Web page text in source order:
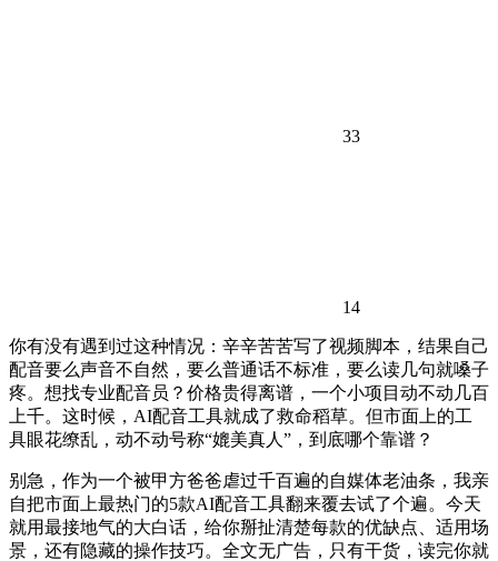
33
14
你有没有遇到过这种情况：辛辛苦苦写了视频脚本，结果自己
配音要么声音不自然，要么普通话不标准，要么读几句就嗓子
疼。想找专业配音员？价格贵得离谱，一个小项目动不动几百
上千。这时候，AI配音工具就成了救命稻草。但市面上的工
具眼花缭乱，动不动号称“媲美真人”，到底哪个靠谱？
别急，作为一个被甲方爸爸虐过千百遍的自媒体老油条，我亲
自把市面上最热门的5款AI配音工具翻来覆去试了个遍。今天
就用最接地气的大白话，给你掰扯清楚每款的优缺点、适用场
景，还有隐藏的操作技巧。全文无广告，只有干货，读完你就